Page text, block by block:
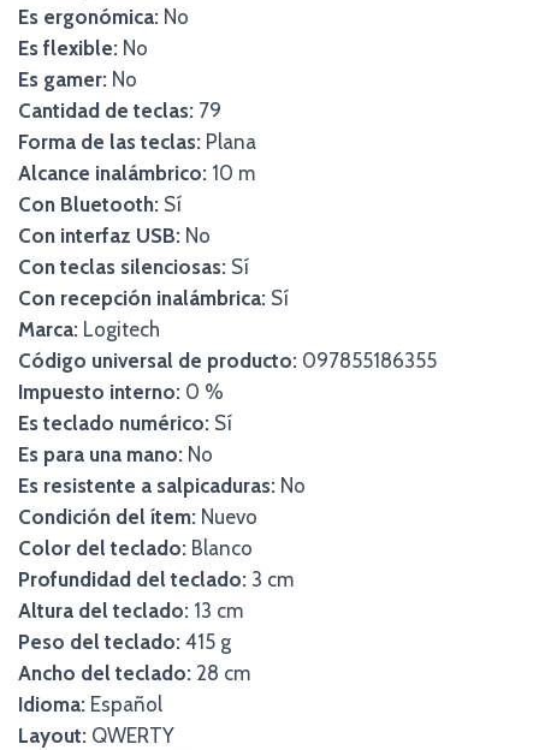
Es ergonómica: No
Es flexible: No
Es gamer: No
Cantidad de teclas: 79
Forma de las teclas: Plana
Alcance inalámbrico: 10 m
Con Bluetooth: Sí
Con interfaz USB: No
Con teclas silenciosas: Sí
Con recepción inalámbrica: Sí
Marca: Logitech
Código universal de producto: 097855186355
Impuesto interno: 0 %
Es teclado numérico: Sí
Es para una mano: No
Es resistente a salpicaduras: No
Condición del ítem: Nuevo
Color del teclado: Blanco
Profundidad del teclado: 3 cm
Altura del teclado: 13 cm
Peso del teclado: 415 g
Ancho del teclado: 28 cm
Idioma: Español
Layout: QWERTY